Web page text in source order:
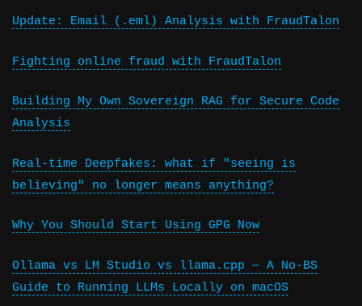
Update: Email (.eml) Analysis with FraudTalon
Fighting online fraud with FraudTalon
Building My Own Sovereign RAG for Secure Code
Analysis
Real-time Deepfakes: what if "seeing is
believing" no longer means anything?
Why You Should Start Using GPG Now
Ollama vs LM Studio vs llama.cpp — A No-BS
Guide to Running LLMs Locally on macOS